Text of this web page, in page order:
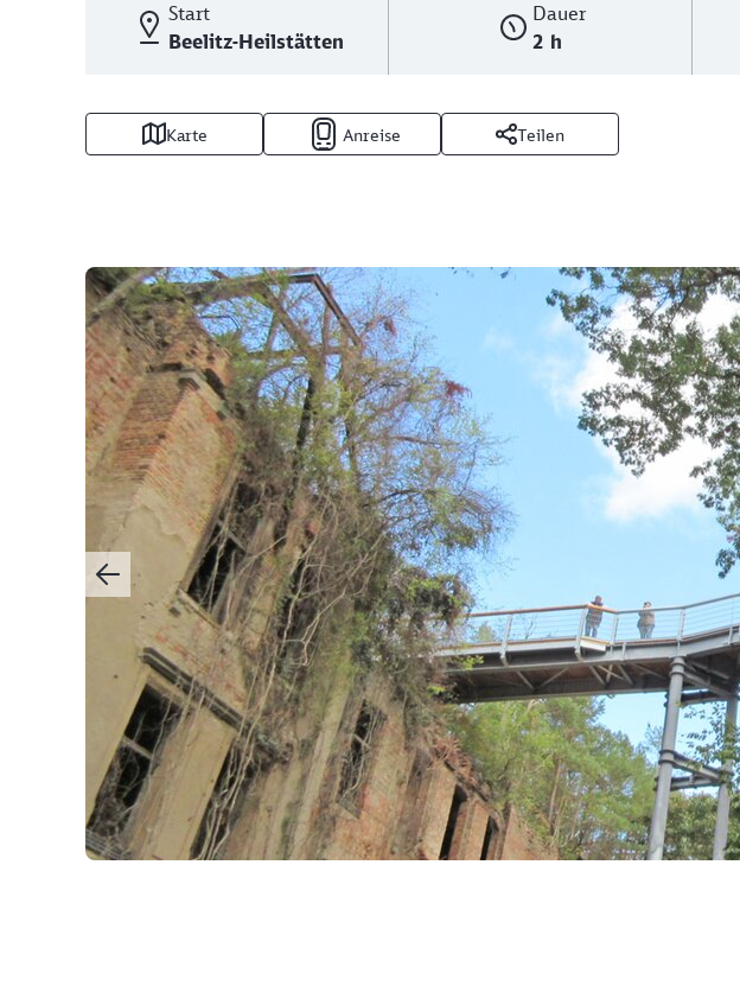
Start
Beelitz-Heilstätten
Dauer
2 h
Karte Anreise Teilen